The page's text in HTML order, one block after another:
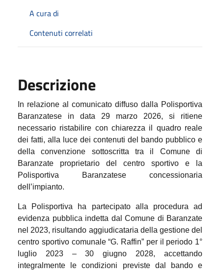
A cura di
Contenuti correlati
Descrizione
In relazione al comunicato diffuso dalla Polisportiva
Baranzatese in data 29 marzo 2026, si ritiene
necessario ristabilire con chiarezza il quadro reale
dei fatti, alla luce dei contenuti del bando pubblico e
della convenzione sottoscritta tra il Comune di
Baranzate proprietario del centro sportivo e la
Polisportiva Baranzatese concessionaria
dell’impianto.
La Polisportiva ha partecipato alla procedura ad
evidenza pubblica indetta dal Comune di Baranzate
nel 2023, risultando aggiudicataria della gestione del
centro sportivo comunale “G. Raffin” per il periodo 1°
luglio 2023 – 30 giugno 2028, accettando
integralmente le condizioni previste dal bando e